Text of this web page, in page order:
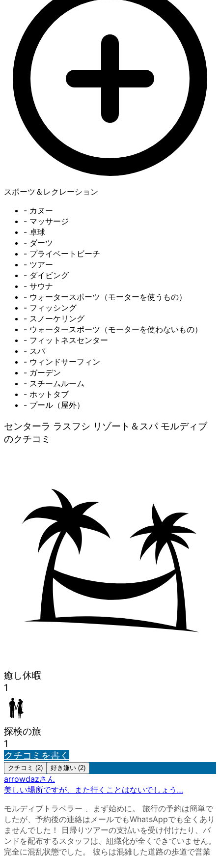
スポーツ＆レクレーション
- カヌー
- マッサージ
- 卓球
- ダーツ
- プライベートビーチ
- ツアー
- ダイビング
- サウナ
- ウォータースポーツ（モーターを使うもの）
- フィッシング
- スノーケリング
- ウォータースポーツ（モーターを使わないもの）
- フィットネスセンター
- スパ
- ウィンドサーフィン
- ガーデン
- スチームルーム
- ホットタブ
- プール（屋外）
センターラ ラスフシ リゾート＆スパ モルディブ
のクチコミ
癒し休暇
1
探検の旅
1
クチコミを書く
クチコミ (2) 好き嫌い (2)
arrowdazさん
美しい場所ですが、また行くことはないでしょう…
モルディブトラベラー 、まず始めに。 旅行の予約は簡単で
したが、予約後の連絡はメールでもWhatsAppでも全くあり
ませんでした！ 日帰りツアーの支払いを受け付けたり、バ
ンドを配布するスタッフは、組織化が全くできていません。
完全に混乱状態でした。 彼らは混雑した道路の歩道で営業